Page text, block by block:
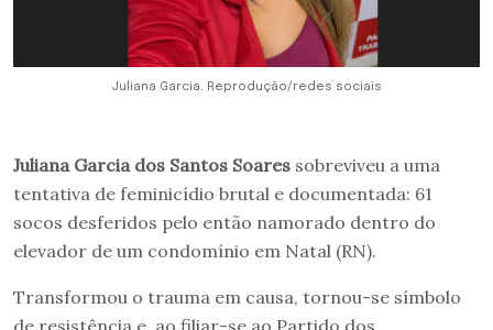
Juliana Garcia. Reprodução/redes sociais
Juliana Garcia dos Santos Soares sobreviveu a uma
tentativa de feminicídio brutal e documentada: 61
socos desferidos pelo então namorado dentro do
elevador de um condomínio em Natal (RN).
Transformou o trauma em causa, tornou-se símbolo